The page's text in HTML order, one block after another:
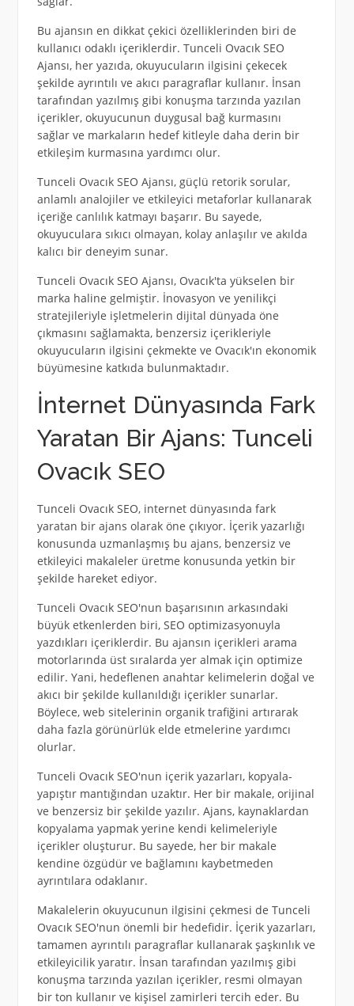
Bu ajansın en dikkat çekici özelliklerinden biri de
kullanıcı odaklı içeriklerdir. Tunceli Ovacık SEO
Ajansı, her yazıda, okuyucuların ilgisini çekecek
şekilde ayrıntılı ve akıcı paragraflar kullanır. İnsan
tarafından yazılmış gibi konuşma tarzında yazılan
içerikler, okuyucunun duygusal bağ kurmasını
sağlar ve markaların hedef kitleyle daha derin bir
etkileşim kurmasına yardımcı olur.
Tunceli Ovacık SEO Ajansı, güçlü retorik sorular,
anlamlı analojiler ve etkileyici metaforlar kullanarak
içeriğe canlılık katmayı başarır. Bu sayede,
okuyuculara sıkıcı olmayan, kolay anlaşılır ve akılda
kalıcı bir deneyim sunar.
Tunceli Ovacık SEO Ajansı, Ovacık'ta yükselen bir
marka haline gelmiştir. İnovasyon ve yenilikçi
stratejileriyle işletmelerin dijital dünyada öne
çıkmasını sağlamakta, benzersiz içerikleriyle
okuyucuların ilgisini çekmekte ve Ovacık'ın ekonomik
büyümesine katkıda bulunmaktadır.
İnternet Dünyasında Fark
Yaratan Bir Ajans: Tunceli
Ovacık SEO
Tunceli Ovacık SEO, internet dünyasında fark
yaratan bir ajans olarak öne çıkıyor. İçerik yazarlığı
konusunda uzmanlaşmış bu ajans, benzersiz ve
etkileyici makaleler üretme konusunda yetkin bir
şekilde hareket ediyor.
Tunceli Ovacık SEO'nun başarısının arkasındaki
büyük etkenlerden biri, SEO optimizasyonuyla
yazdıkları içeriklerdir. Bu ajansın içerikleri arama
motorlarında üst sıralarda yer almak için optimize
edilir. Yani, hedeflenen anahtar kelimelerin doğal ve
akıcı bir şekilde kullanıldığı içerikler sunarlar.
Böylece, web sitelerinin organik trafiğini artırarak
daha fazla görünürlük elde etmelerine yardımcı
olurlar.
Tunceli Ovacık SEO'nun içerik yazarları, kopyala-
yapıştır mantığından uzaktır. Her bir makale, orijinal
ve benzersiz bir şekilde yazılır. Ajans, kaynaklardan
kopyalama yapmak yerine kendi kelimeleriyle
içerikler oluşturur. Bu sayede, her bir makale
kendine özgüdür ve bağlamını kaybetmeden
ayrıntılara odaklanır.
Makalelerin okuyucunun ilgisini çekmesi de Tunceli
Ovacık SEO'nun önemli bir hedefidir. İçerik yazarları,
tamamen ayrıntılı paragraflar kullanarak şaşkınlık ve
etkileyicilik yaratır. İnsan tarafından yazılmış gibi
konuşma tarzında yazılan içerikler, resmi olmayan
bir ton kullanır ve kişisel zamirleri tercih eder. Bu